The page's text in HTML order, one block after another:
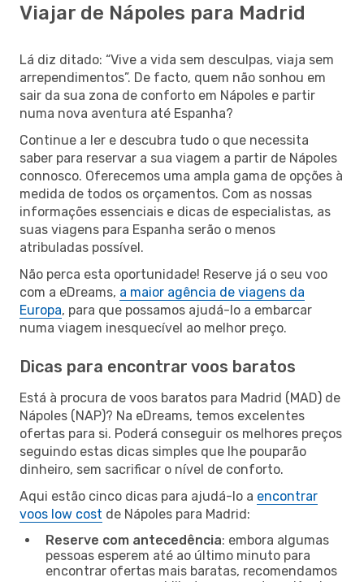
Viajar de Nápoles para Madrid
Lá diz ditado: “Vive a vida sem desculpas, viaja sem
arrependimentos”. De facto, quem não sonhou em
sair da sua zona de conforto em Nápoles e partir
numa nova aventura até Espanha?
Continue a ler e descubra tudo o que necessita
saber para reservar a sua viagem a partir de Nápoles
connosco. Oferecemos uma ampla gama de opções à
medida de todos os orçamentos. Com as nossas
informações essenciais e dicas de especialistas, as
suas viagens para Espanha serão o menos
atribuladas possível.
Não perca esta oportunidade! Reserve já o seu voo
com a eDreams, a maior agência de viagens da
Europa, para que possamos ajudá-lo a embarcar
numa viagem inesquecível ao melhor preço.
Dicas para encontrar voos baratos
Está à procura de voos baratos para Madrid (MAD) de
Nápoles (NAP)? Na eDreams, temos excelentes
ofertas para si. Poderá conseguir os melhores preços
seguindo estas dicas simples que lhe pouparão
dinheiro, sem sacrificar o nível de conforto.
Aqui estão cinco dicas para ajudá-lo a encontrar
voos low cost de Nápoles para Madrid:
Reserve com antecedência: embora algumas
pessoas esperem até ao último minuto para
encontrar ofertas mais baratas, recomendamos